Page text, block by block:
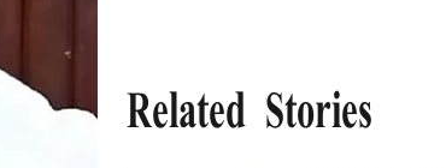
Related Stories